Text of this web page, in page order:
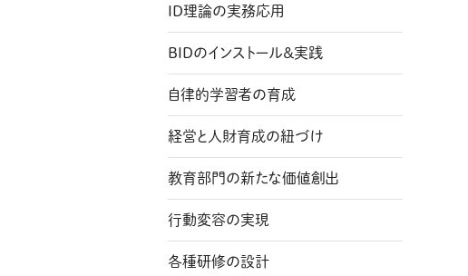
ID理論の実務応用
BIDのインストール＆実践
自律的学習者の育成
経営と人財育成の紐づけ
教育部門の新たな価値創出
行動変容の実現
各種研修の設計